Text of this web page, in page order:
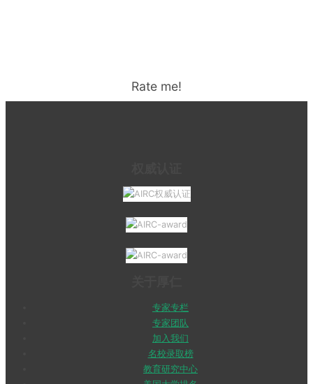
Rate me!
专家专栏
专家团队
加入我们
名校录取榜
教育研究中心